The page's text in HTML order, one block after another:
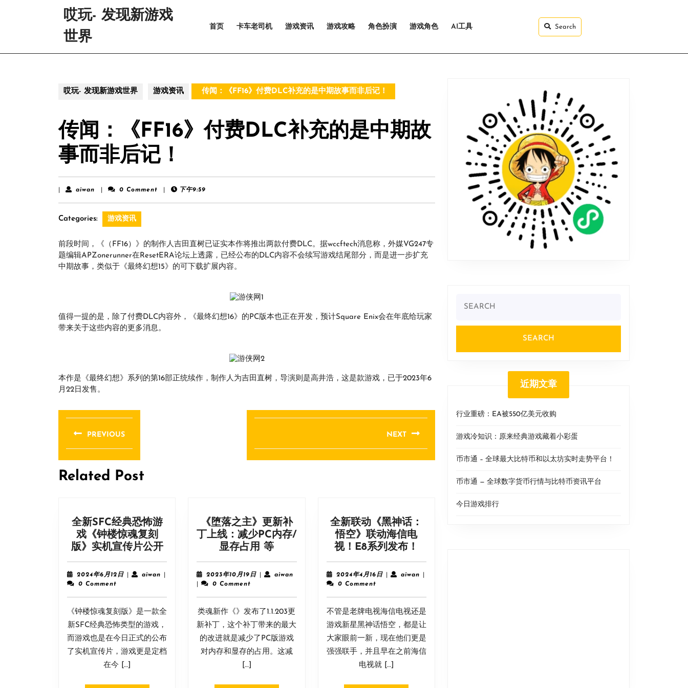
哎玩- 发现新游戏
世界
首页 卡车老司机 游戏资讯 游戏攻略 角色扮演 游戏角色 AI工具 Search
哎玩- 发现新游戏世界 游戏资讯 传闻：《FF16》付费DLC补充的是中期故事而非后记！
传闻：《FF16》付费DLC补充的是中期故
事而非后记！
aiwan aiwan 0 Comment 下午9:59
Categories: 游戏资讯
前段时间，《（FF16）》的制作人吉田直树已证实本作将推出两款付费DLC。据wccftech消息称，外媒VG247专
题编辑APZonerunner在ResetERA论坛上透露，已经公布的DLC内容不会续写游戏结尾部分，而是进一步扩充
中期故事，类似于《最终幻想15》的可下载扩展内容。
值得一提的是，除了付费DLC内容外，《最终幻想16》的PC版本也正在开发，预计Square Enix会在年底给玩家
带来关于这些内容的更多消息。
本作是《最终幻想》系列的第16部正统续作，制作人为吉田直树，导演则是高井浩，这是款游戏，已于2023年6
月22日发售。
文
章
导
航
PREVIOUS
post:
NEXT
post:
Related Post
全新SFC经典恐怖游
戏《钟楼惊魂复刻
版》实机宣传片公开全
新
SFC
典
恐
游
戏
《钟
2024年6月12日2024
12
日
aiwanaiwan
0 Comment
《钟楼惊魂复刻版》是一款全
新SFC经典恐怖类型的游戏，
而游戏也是在今日正式的公布
了实机宣传片，游戏更是定档
在今 […]
《堕落之主》更新补
丁上线：减少PC内存/
显存占用 等《堕
落
之
更
新
补
丁
上
线：
少
2023年10月19日2023
19
日
aiwan
0 Comment
类魂新作《》发布了1.1.203更
新补丁，这个补丁带来的最大
的改进就是减少了PC版游戏
对内存和显存的占用。这减
[…]
全新联动《黑神话：
悟空》联动海信电
视！E8系列发布！
新
联
《黑
神
话：
悟
空》
联
2024年4月16日2024
16
日
aiwanaiwan
0 Comment
不管是老牌电视海信电视还是
游戏新星黑神话悟空，都是让
大家眼前一新，现在他们更是
强强联手，并且早在之前海信
电视就 […]
for:
近期文章
行业重磅：EA被550亿美元收购
游戏冷知识：原来经典游戏藏着小彩蛋
币市通 – 全球最大比特币和以太坊实时走势平台！
币市通 — 全球数字货币行情与比特币资讯平台
今日游戏排行